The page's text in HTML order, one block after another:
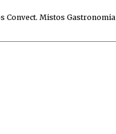
Convect. Mistos Gastronomia